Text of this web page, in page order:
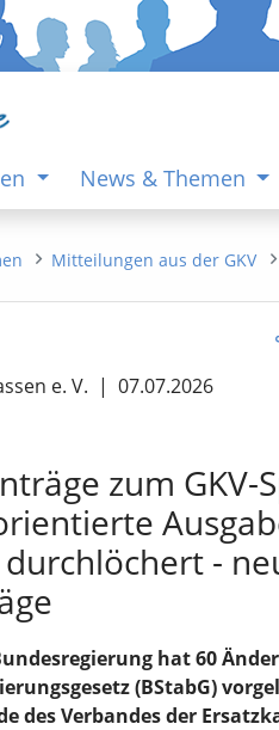
News & Themen
Mitteilungen aus der GKV
e. V. | 07.07.2026
zum GKV-
-
hat 60
(BStabG)
des Verbandes der